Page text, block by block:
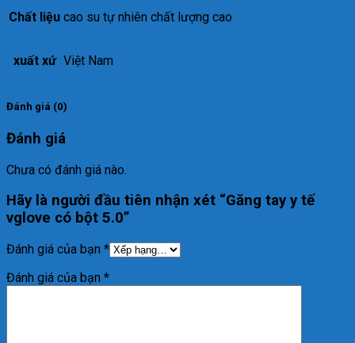
Chất liệu cao su tự nhiên chất lượng cao
xuất xứ Việt Nam
Đánh giá (0)
Đánh giá
Chưa có đánh giá nào.
Hãy là người đầu tiên nhận xét “Găng tay y tế
vglove có bột 5.0”
Đánh giá của bạn *
Đánh giá của bạn *